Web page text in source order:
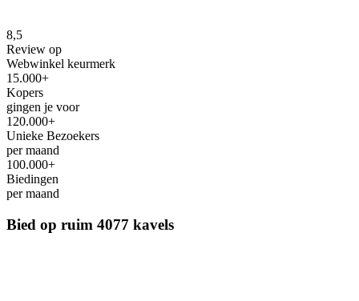
8,5
Review op
Webwinkel keurmerk
15.000+
Kopers
gingen je voor
120.000+
Unieke Bezoekers
per maand
100.000+
Biedingen
per maand
Bied op ruim 4077 kavels